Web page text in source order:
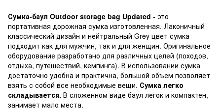
Сумка-баул Outdoor storage bag Updated - это
портативная дорожная сумка изготовленная. Лаконичный
классический дизайн и нейтральный Grey цвет сумка
подходит как для мужчин, так и для женщин. Оригинальное
оборудование разработано для различных целей (походов,
отдыха, путешествий, кемпинга). В использовании сумка
достаточно удобна и практична, большой объем позволяет
взять с собой все необходимые вещи. Сумка легко
складывается. В сложенном виде баул легок и компактен,
занимает мало места.